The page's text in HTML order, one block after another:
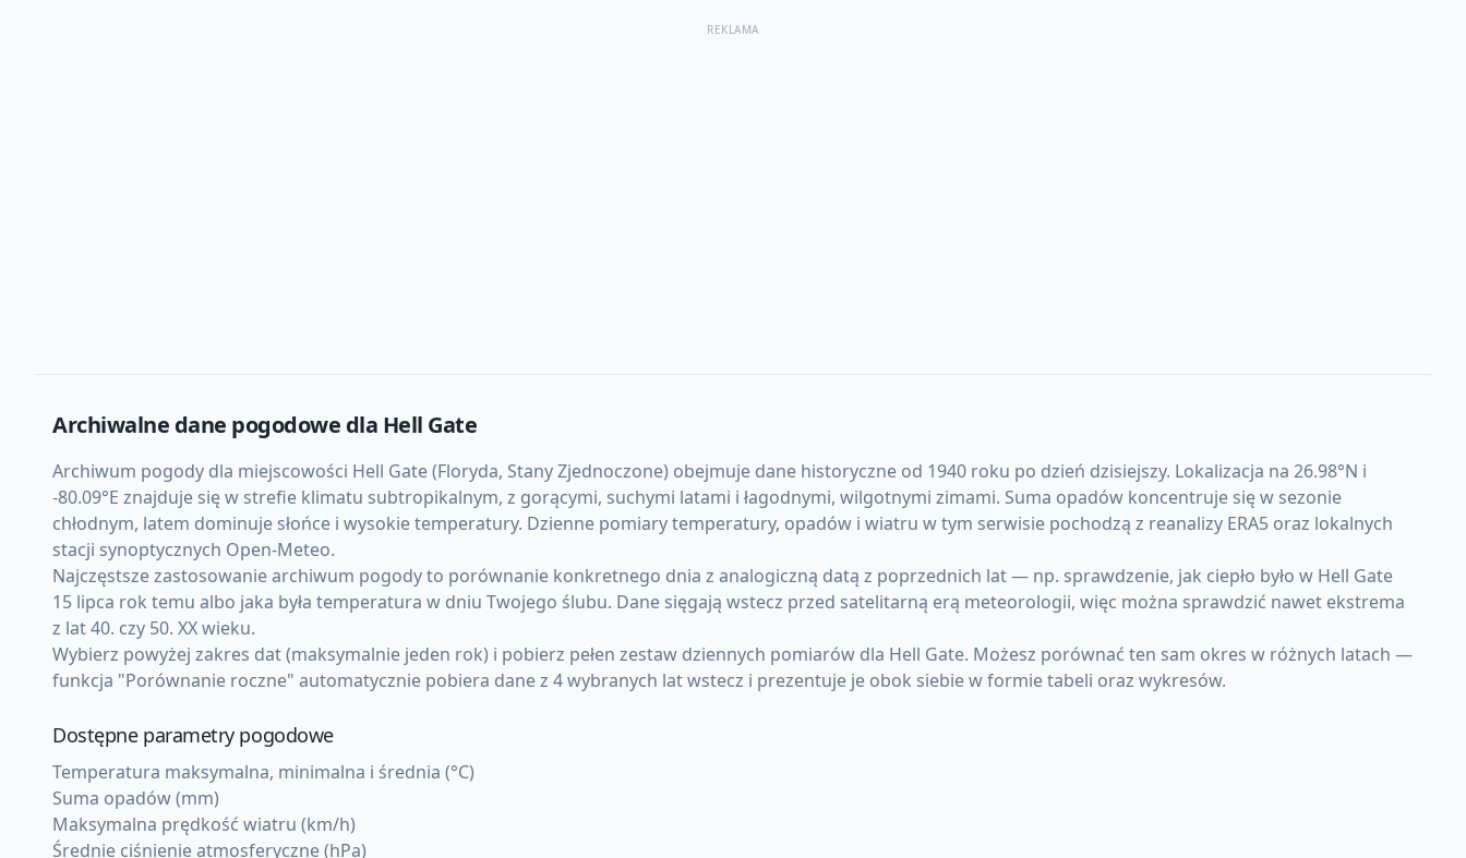
REKLAMA
Archiwalne dane pogodowe dla Hell Gate
Archiwum pogody dla miejscowości Hell Gate (Floryda, Stany Zjednoczone) obejmuje dane historyczne od 1940 roku po dzień dzisiejszy. Lokalizacja na 26.98°N i
-80.09°E znajduje się w strefie klimatu subtropikalnym, z gorącymi, suchymi latami i łagodnymi, wilgotnymi zimami. Suma opadów koncentruje się w sezonie
chłodnym, latem dominuje słońce i wysokie temperatury. Dzienne pomiary temperatury, opadów i wiatru w tym serwisie pochodzą z reanalizy ERA5 oraz lokalnych
stacji synoptycznych Open-Meteo.
Najczęstsze zastosowanie archiwum pogody to porównanie konkretnego dnia z analogiczną datą z poprzednich lat — np. sprawdzenie, jak ciepło było w Hell Gate
15 lipca rok temu albo jaka była temperatura w dniu Twojego ślubu. Dane sięgają wstecz przed satelitarną erą meteorologii, więc można sprawdzić nawet ekstrema
z lat 40. czy 50. XX wieku.
Wybierz powyżej zakres dat (maksymalnie jeden rok) i pobierz pełen zestaw dziennych pomiarów dla Hell Gate. Możesz porównać ten sam okres w różnych latach —
funkcja "Porównanie roczne" automatycznie pobiera dane z 4 wybranych lat wstecz i prezentuje je obok siebie w formie tabeli oraz wykresów.
Dostępne parametry pogodowe
Temperatura maksymalna, minimalna i średnia (°C)
Suma opadów (mm)
Maksymalna prędkość wiatru (km/h)
Średnie ciśnienie atmosferyczne (hPa)